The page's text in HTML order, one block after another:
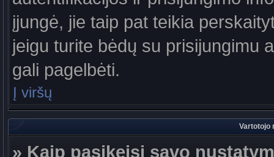
įjungė, jie taip pat teikia
jeigu turite bėdų su prisijungimu
gali pagelbėti.
Į viršų
Vartotojo
» Kaip pasikeisi savo